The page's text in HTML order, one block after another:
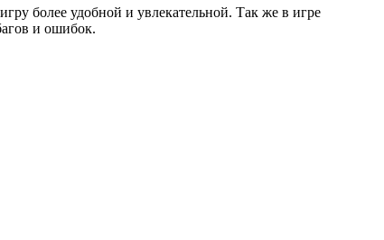
более удобной и увлекательной. Так же в игре
и ошибок.